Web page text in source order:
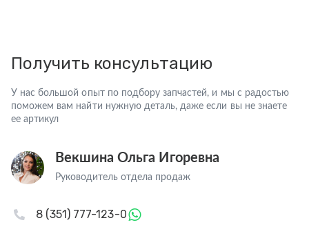
Получить консультацию
У нас большой опыт по подбору запчастей, и мы с радостью
поможем вам найти нужную деталь, даже если вы не знаете
ее артикул
Векшина Ольга Игоревна
Руководитель отдела продаж
8 (351) 777-123-0